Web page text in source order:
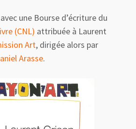
une Bourse d’écriture du
(CNL) attribuée à Laurent
Art, dirigée alors par
Arasse.